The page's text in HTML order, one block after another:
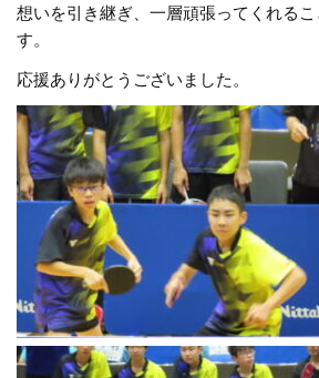
想いを引き継ぎ、一層頑張ってくれる
す。
応援ありがとうございました。